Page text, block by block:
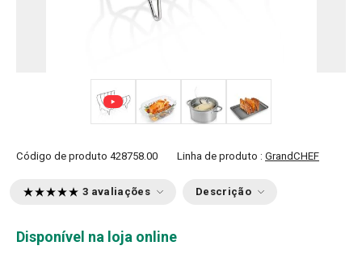
Código de produto 428758.00 Linha de produto : GrandCHEF
3 avaliações Descrição
Disponível na loja online